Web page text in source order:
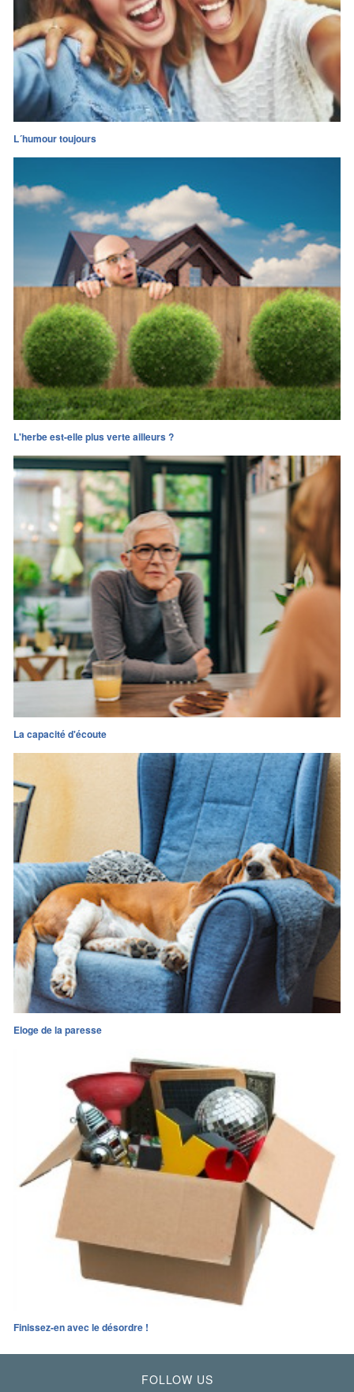
L´humour toujours
L'herbe est-elle plus verte ailleurs ?
La capacité d'écoute
Eloge de la paresse
Finissez-en avec le désordre !
FOLLOW US